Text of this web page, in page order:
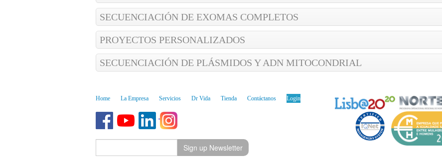
SECUENCIACIÓN DE EXOMAS COMPLETOS
PROYECTOS PERSONALIZADOS
SECUENCIACIÓN DE PLÁSMIDOS Y ADN MITOCONDRIAL
Home La Empresa Servicios Dr Vida Tienda Contáctanos Login